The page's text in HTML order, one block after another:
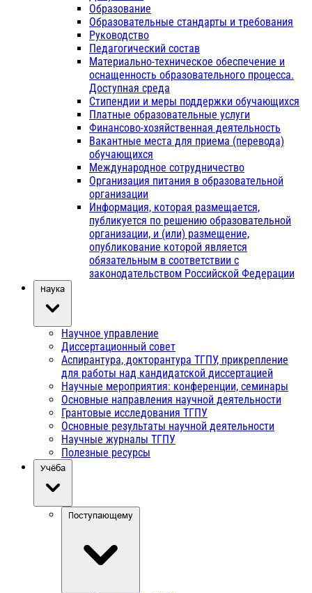
Образование
Образовательные стандарты и требования
Руководство
Педагогический состав
Материально-техническое обеспечение и
оснащенность образовательного процесса.
Доступная среда
Стипендии и меры поддержки обучающихся
Платные образовательные услуги
Финансово-хозяйственная деятельность
Вакантные места для приема (перевода)
обучающихся
Международное сотрудничество
Организация питания в образовательной
организации
Информация, которая размещается,
публикуется по решению образовательной
организации, и (или) размещение,
опубликование которой является
обязательным в соответствии с
законодательством Российской Федерации
Наука
Научное управление
Диссертационный совет
Аспирантура, докторантура ТГПУ, прикрепление
для работы над кандидатской диссертацией
Научные мероприятия: конференции, семинары
Основные направления научной деятельности
Грантовые исследования ТГПУ
Основные результаты научной деятельности
Научные журналы ТГПУ
Полезные ресурсы
Учёба
Поступающему